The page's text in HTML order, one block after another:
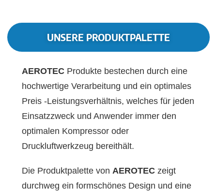
UNSERE PRODUKTPALETTE
AEROTEC Produkte bestechen durch eine
hochwertige Verarbeitung und ein optimales
Preis -Leistungsverhältnis, welches für jeden
Einsatzzweck und Anwender immer den
optimalen Kompressor oder
Druckluftwerkzeug bereithält.
Die Produktpalette von AEROTEC zeigt
durchweg ein formschönes Design und eine